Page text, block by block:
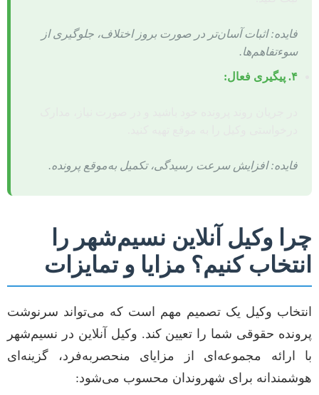
فایده: اثبات آسان‌تر در صورت بروز اختلاف، جلوگیری از
سوءتفاهم‌ها.
۴. پیگیری فعال:
فایده: افزایش سرعت رسیدگی، تکمیل به‌موقع پرونده.
چرا وکیل آنلاین نسیم‌شهر را
انتخاب کنیم؟ مزایا و تمایزات
انتخاب وکیل یک تصمیم مهم است که می‌تواند سرنوشت
پرونده حقوقی شما را تعیین کند. وکیل آنلاین در نسیم‌شهر
با ارائه مجموعه‌ای از مزایای منحصربه‌فرد، گزینه‌ای
هوشمندانه برای شهروندان محسوب می‌شود: